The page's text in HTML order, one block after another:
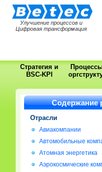
Улучшение процессов и
Цифровая трансформация
Стратегия и
BSC-KPI
Содержание
Отрасли
Авиакомпании
Автомобильные
Атомная энергетика
Аэрокосмические